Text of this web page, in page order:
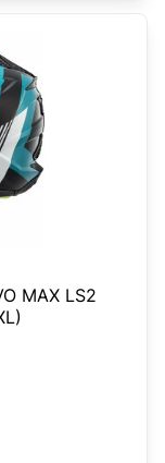
MAX LS2